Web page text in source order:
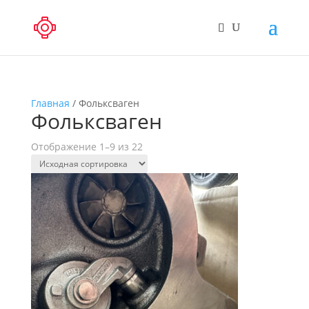
Главная / Фольксваген
Фольксваген
Отображение 1–9 из 22